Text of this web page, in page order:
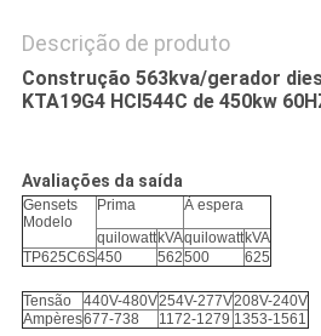
Descrição de produto
Construção 563kva/gerador
KTA19G4 HCI544C de 450kw
Avaliações da saída
Gensets
Modelo
Prima
À espera
quilowatt kVAquilowatt kVA
TP625C6S450 562500 625
Tensão 440V-480V254V-277V208V-240V
Ampères677-738 1172-1279 1353-1561